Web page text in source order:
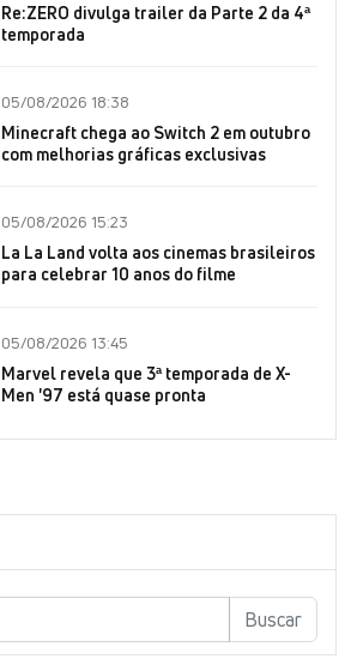
Re:ZERO divulga trailer da Parte 2 da 4ª
temporada
05/08/2026 18:38
Minecraft chega ao Switch 2 em outubro
com melhorias gráficas exclusivas
05/08/2026 15:23
La La Land volta aos cinemas brasileiros
para celebrar 10 anos do filme
05/08/2026 13:45
Marvel revela que 3ª temporada de X-
Men '97 está quase pronta